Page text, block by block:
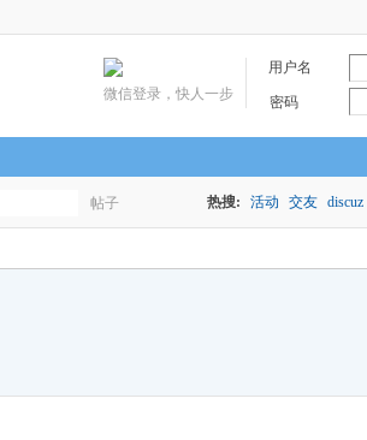
用户名
密码
微信登录，快人一步
帖子 热搜: 活动 交友 discuz